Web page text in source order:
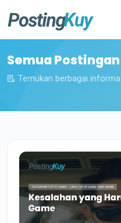
Semua Postingan
Temukan berbagai